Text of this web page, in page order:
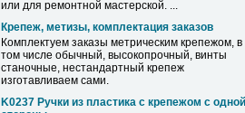
или для ремонтной мастерской. ...
Крепеж, метизы, комплектация заказов
Комплектуем заказы метрическим крепежом, в
том числе обычный, высокопрочный, винты
станочные, нестандартный крепеж
изготавливаем сами.
K0237 Ручки из пластика с крепежом с одной